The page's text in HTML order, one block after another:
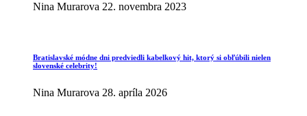
Nina Murarova 22. novembra 2023
Bratislavské módne dni predviedli kabelkový hit, ktorý si obľúbili nielen
slovenské celebrity!
Nina Murarova 28. apríla 2026